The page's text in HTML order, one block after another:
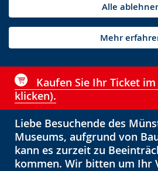
Alle
Mehr
Kaufen Sie Ihr Ticket
klicken).
Liebe Besuchende des
Museums, aufgrund von
kann es zurzeit zu
kommen. Wir bitten um Ihr